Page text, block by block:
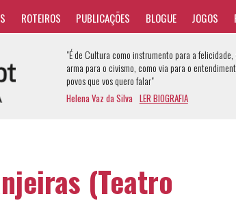
ROTEIROS PUBLICAÇÕES BLOGUE JOGOS
"É de Cultura como instrumento para a felicidade,
arma para o civismo, como via para o
povos que vos quero falar"
Helena Vaz da Silva LER BIOGRAFIA
(Teatro